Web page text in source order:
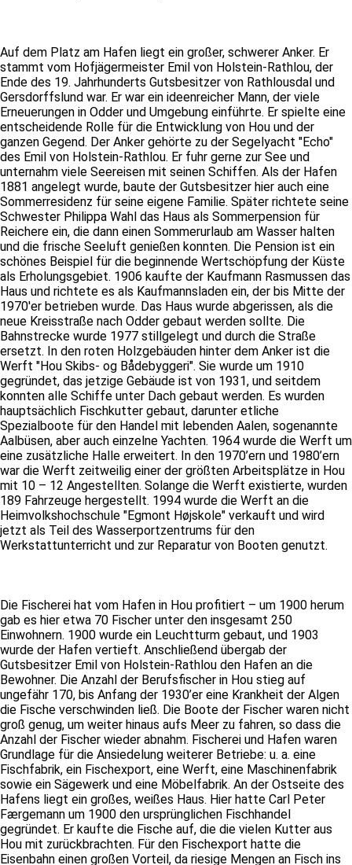
Auf dem Platz am Hafen liegt ein großer, schwerer Anker. Er
stammt vom Hofjägermeister Emil von Holstein-Rathlou, der
Ende des 19. Jahrhunderts Gutsbesitzer von Rathlousdal und
Gersdorffslund war. Er war ein ideenreicher Mann, der viele
Erneuerungen in Odder und Umgebung einführte. Er spielte eine
entscheidende Rolle für die Entwicklung von Hou und der
ganzen Gegend. Der Anker gehörte zu der Segelyacht "Echo"
des Emil von Holstein-Rathlou. Er fuhr gerne zur See und
unternahm viele Seereisen mit seinen Schiffen. Als der Hafen
1881 angelegt wurde, baute der Gutsbesitzer hier auch eine
Sommerresidenz für seine eigene Familie. Später richtete seine
Schwester Philippa Wahl das Haus als Sommerpension für
Reichere ein, die dann einen Sommerurlaub am Wasser halten
und die frische Seeluft genießen konnten. Die Pension ist ein
schönes Beispiel für die beginnende Wertschöpfung der Küste
als Erholungsgebiet. 1906 kaufte der Kaufmann Rasmussen das
Haus und richtete es als Kaufmannsladen ein, der bis Mitte der
1970'er betrieben wurde. Das Haus wurde abgerissen, als die
neue Kreisstraße nach Odder gebaut werden sollte. Die
Bahnstrecke wurde 1977 stillgelegt und durch die Straße
ersetzt. In den roten Holzgebäuden hinter dem Anker ist die
Werft "Hou Skibs- og Bådebyggeri". Sie wurde um 1910
gegründet, das jetzige Gebäude ist von 1931, und seitdem
konnten alle Schiffe unter Dach gebaut werden. Es wurden
hauptsächlich Fischkutter gebaut, darunter etliche
Spezialboote für den Handel mit lebenden Aalen, sogenannte
Aalbüsen, aber auch einzelne Yachten. 1964 wurde die Werft um
eine zusätzliche Halle erweitert. In den 1970’ern und 1980’ern
war die Werft zeitweilig einer der größten Arbeitsplätze in Hou
mit 10 – 12 Angestellten. Solange die Werft existierte, wurden
189 Fahrzeuge hergestellt. 1994 wurde die Werft an die
Heimvolkshochschule "Egmont Højskole" verkauft und wird
jetzt als Teil des Wasserportzentrums für den
Werkstattunterricht und zur Reparatur von Booten genutzt.
Die Fischerei hat vom Hafen in Hou profitiert – um 1900 herum
gab es hier etwa 70 Fischer unter den insgesamt 250
Einwohnern. 1900 wurde ein Leuchtturm gebaut, und 1903
wurde der Hafen vertieft. Anschließend übergab der
Gutsbesitzer Emil von Holstein-Rathlou den Hafen an die
Bewohner. Die Anzahl der Berufsfischer in Hou stieg auf
ungefähr 170, bis Anfang der 1930’er eine Krankheit der Algen
die Fische verschwinden ließ. Die Boote der Fischer waren nicht
groß genug, um weiter hinaus aufs Meer zu fahren, so dass die
Anzahl der Fischer wieder abnahm. Fischerei und Hafen waren
Grundlage für die Ansiedelung weiterer Betriebe: u. a. eine
Fischfabrik, ein Fischexport, eine Werft, eine Maschinenfabrik
sowie ein Sägewerk und eine Möbelfabrik. An der Ostseite des
Hafens liegt ein großes, weißes Haus. Hier hatte Carl Peter
Færgemann um 1900 den ursprünglichen Fischhandel
gegründet. Er kaufte die Fische auf, die die vielen Kutter aus
Hou mit zurückbrachten. Für den Fischexport hatte die
Eisenbahn einen großen Vorteil, da riesige Mengen an Fisch ins